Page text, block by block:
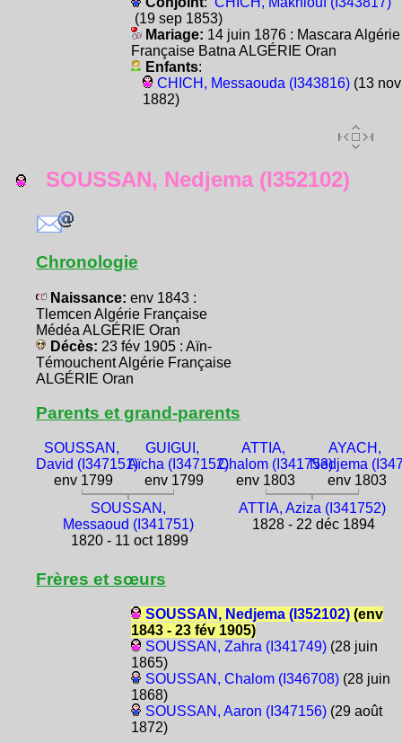
(19 sep 1853)
Mariage: 14 juin 1876 : Mascara Algérie
Française Batna ALGÉRIE Oran
Enfants:
CHICH, Messaouda (I343816)(13 nov
1882)
SOUSSAN, Nedjema (I352102)
Chronologie
Naissance: env 1843 :
Tlemcen Algérie Française
Médéa ALGÉRIE Oran
Décès: 23 fév 1905 : Aïn-
Témouchent Algérie Française
ALGÉRIE Oran
Parents et grand-parents
SOUSSAN,
David (I347151)
env 1799
GUIGUI,
Aïcha (I347152)
env 1799
ATTIA,
Chalom (I341753)
env 1803
AYACH,
Nedjema
env 1803
SOUSSAN,
Messaoud (I341751)
1820 - 11 oct 1899
ATTIA, Aziza (I341752)
1828 - 22 déc 1894
Frères et sœurs
SOUSSAN, Nedjema (I352102)(env
1843 - 23 fév 1905)
SOUSSAN, Zahra (I341749)(28 juin
1865)
SOUSSAN, Chalom (I346708)(28 juin
1868)
SOUSSAN, Aaron (I347156)(29 août
1872)